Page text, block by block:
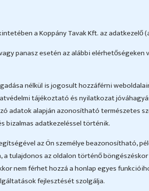
a Koppány Tavak Kft. az adatkezelő
panasz esetén az alábbi elérhetőségeken
nélkül is jogosult hozzáférni
tájékoztató és nyilatkozat
adatok alapján azonosítható természetes
bizalmas adatkezeléssel történik.
az Ön személye beazonosítható,
tulajdonos az oldalon történő
nem férhet hozzá a honlap egyes
fejlesztését szolgálja.